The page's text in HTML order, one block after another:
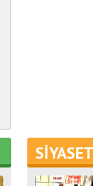
SİYASET